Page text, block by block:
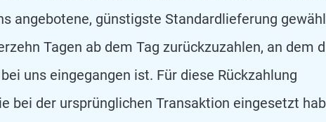
angebotene, günstigste Standardlieferung
Tagen ab dem Tag zurückzuzahlen, an dem
uns eingegangen ist. Für diese Rückzahlung
bei der ursprünglichen Transaktion eingesetzt